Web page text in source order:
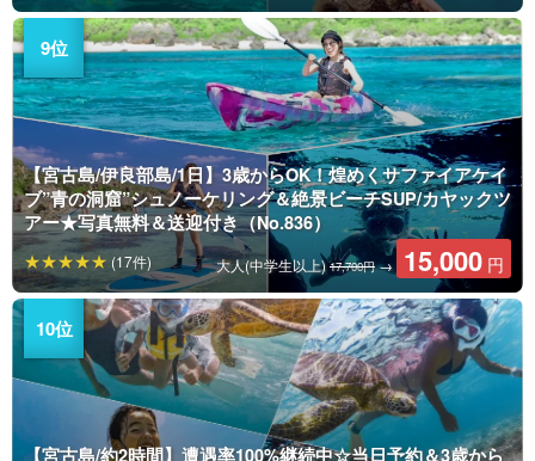
【宮古島/伊良部島/1日】3歳からOK！煌めくサファイアケイ
ブ”青の洞窟”シュノーケリング＆絶景ビーチSUP/カヤックツ
アー★写真無料＆送迎付き（No.836）
大人(中学生以上)17,700円→ 15,000 円
(17件)
【宮古島/約2時間】遭遇率100%継続中☆当日予約＆3歳から